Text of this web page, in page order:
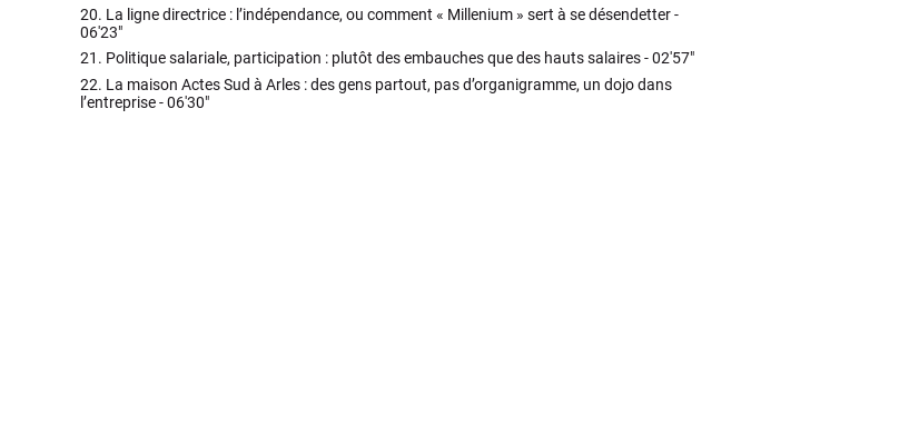
20. La ligne directrice : l’indépendance, ou comment « Millenium » sert à se désendetter -
06'23"
21. Politique salariale, participation : plutôt des embauches que des hauts salaires -02'57"
22. La maison Actes Sud à Arles : des gens partout, pas d’organigramme, un dojo dans
l’entreprise -06'30"